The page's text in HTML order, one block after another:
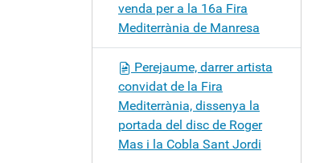
venda per a la 16a Fira
Mediterrània de Manresa
Perejaume, darrer artista
convidat de la Fira
Mediterrània, dissenya la
portada del disc de Roger
Mas i la Cobla Sant Jordi